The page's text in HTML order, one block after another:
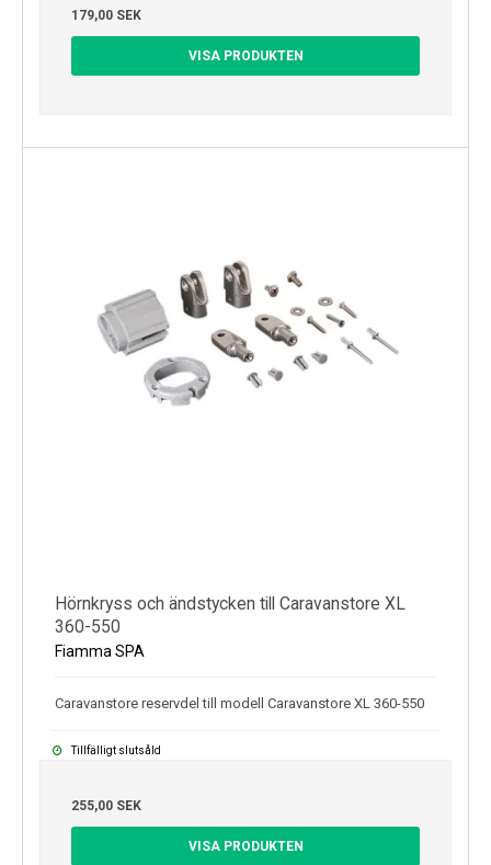
179,00 SEK
VISA PRODUKTEN
Hörnkryss och ändstycken till Caravanstore XL
360-550
Fiamma SPA
Caravanstore reservdel till modell Caravanstore XL 360-550
Tillfälligt slutsåld
255,00 SEK
VISA PRODUKTEN